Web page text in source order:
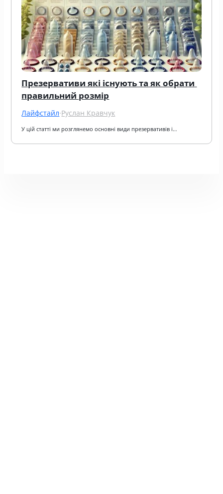
Презервативи які існують та як обрати
правильний розмір
Лайфстайл·Руслан Кравчук
У цій статті ми розглянемо основні види презервативів і…